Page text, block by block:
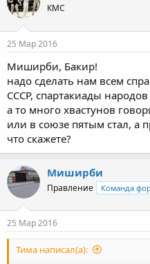
КМС
25 Мар 2016
Миширби, Бакир!
надо сделать нам всем
СССР, спартакиады
а то много хвастунов
или в союзе пятым стал, а
что скажете?
Миширби
Правление Команда
25 Мар 2016
Тима написал(а):